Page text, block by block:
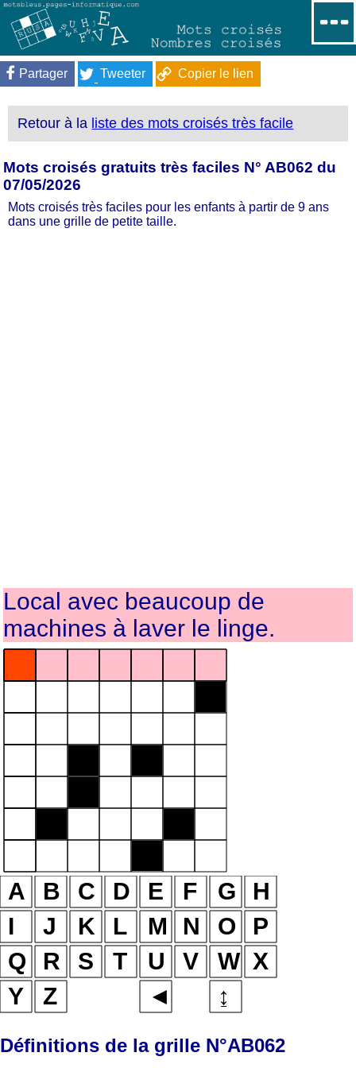
Partager Tweeter Copier le lien
Retour à la liste des mots croisés très facile
Mots croisés gratuits très faciles N° AB062 du
07/05/2026
Mots croisés très faciles pour les enfants à partir de 9 ans
dans une grille de petite taille.
Local avec beaucoup de
machines à laver le linge.
Définitions de la grille N°AB062